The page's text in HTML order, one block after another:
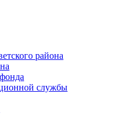
района
службы